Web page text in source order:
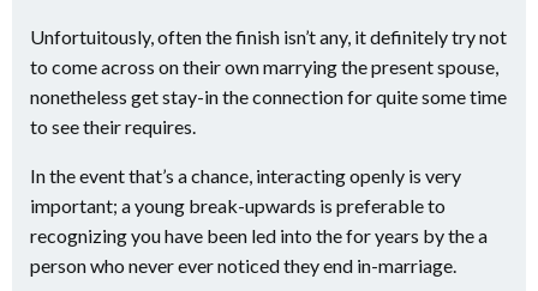
Unfortuitously, often the finish isn’t any, it definitely try not
to come across on their own marrying the present spouse,
nonetheless get stay-in the connection for quite some time
to see their requires.
In the event that’s a chance, interacting openly is very
important; a young break-upwards is preferable to
recognizing you have been led into the for years by the a
person who never ever noticed they end in-marriage.